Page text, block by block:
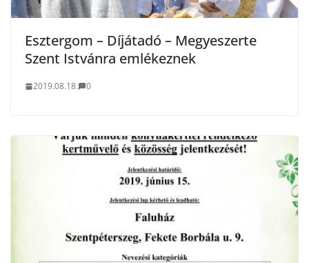
Esztergom – Díjátadó – Megyeszerte
Szent Istvánra emlékeznek
2019.08.18. 0